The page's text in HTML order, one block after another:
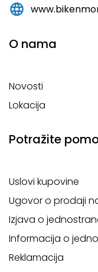
O nama
Novosti
Lokacija
Potražite
Uslovi kupovine
Ugovor o prodaji
Izjava o
Informacija o
Reklamacija